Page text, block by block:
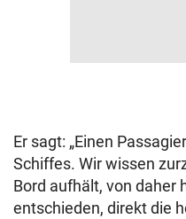
Er sagt: „Einen
Schiffes. Wir wissen
Bord aufhält, von daher
entschieden, direkt die